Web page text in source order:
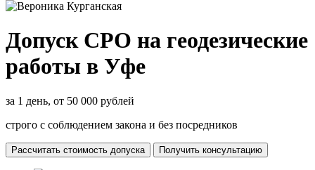
Допуск СРО на геодезические
работы в Уфе
за 1 день, от 50 000 рублей
строго с соблюдением закона и без посредников
Рассчитать стоимость допуска Получить консультацию